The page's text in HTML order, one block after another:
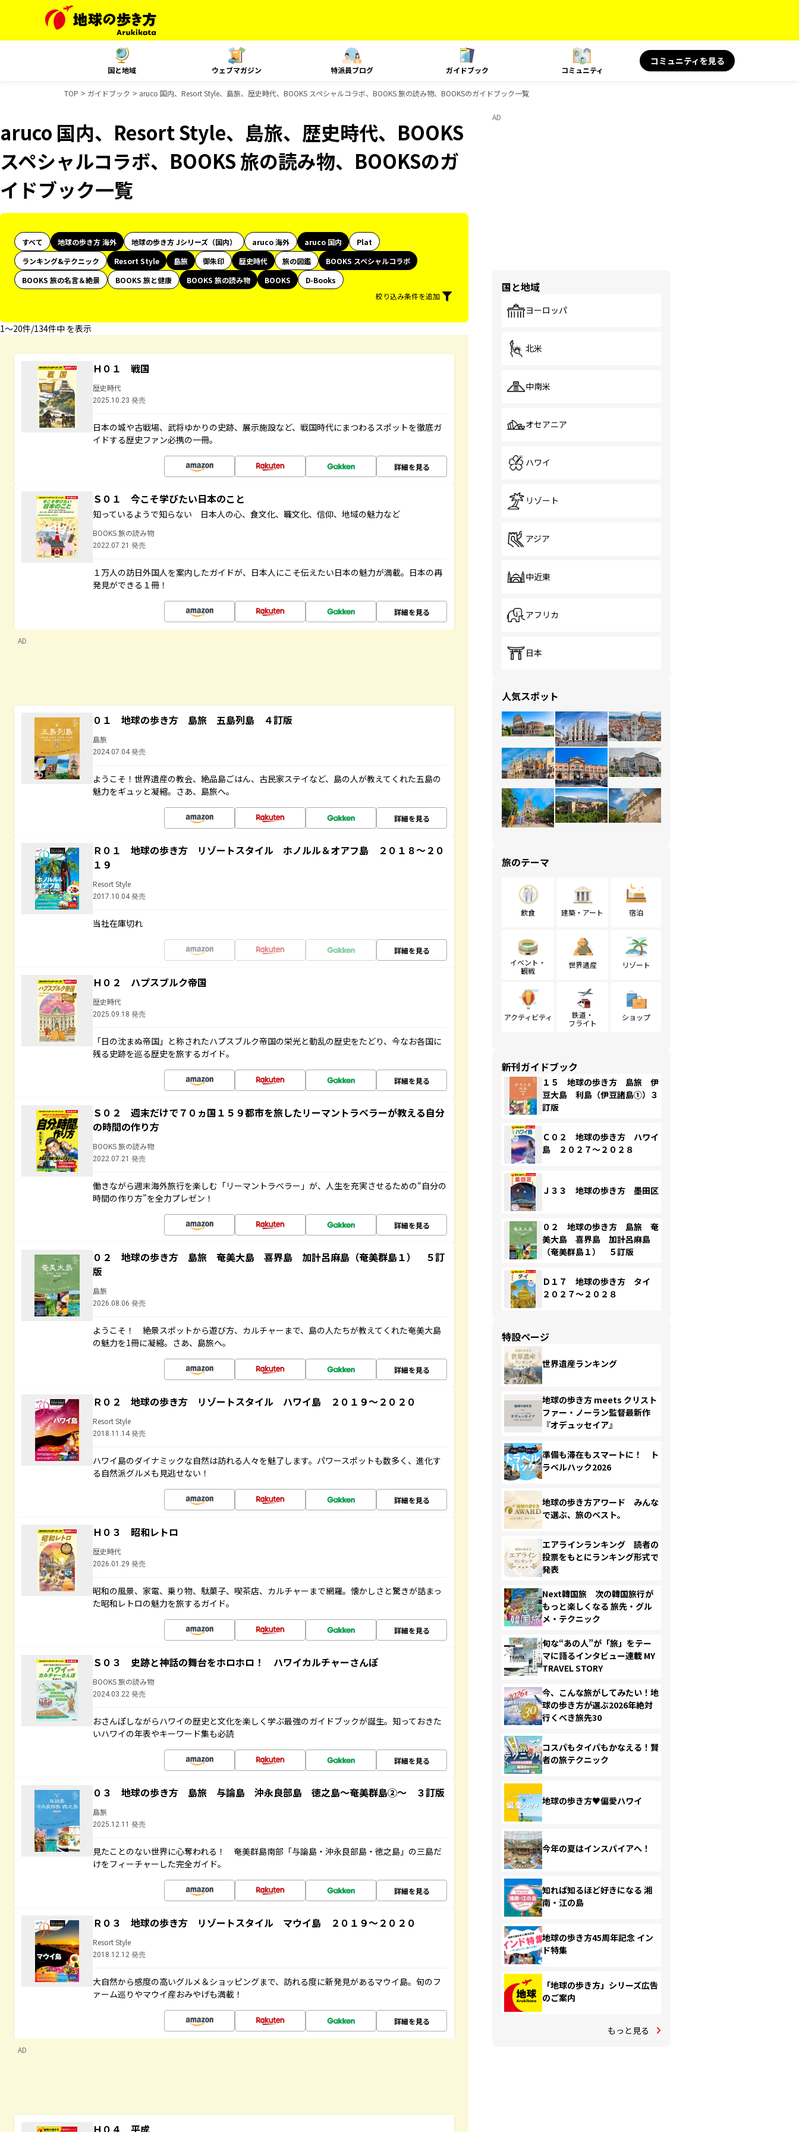
国と地域 ウェブマガジン 特派員ブログ ガイドブック コミュニティ
コミュニティを見る
TOP ガイドブック aruco 国内、Resort Style、島旅、歴史時代、BOOKS スペシャルコラボ、BOOKS 旅の読み物、BOOKSのガイドブック一覧
aruco 国内、Resort Style、島旅、歴史時代、BOOKS
スペシャルコラボ、BOOKS 旅の読み物、BOOKSのガ
イドブック一覧
すべて 地球の歩き方 海外 地球の歩き方 Jシリーズ（国内） aruco 海外 aruco 国内
Plat
ランキング&テクニック
Resort Style 島旅 御朱印 歴史時代 旅の図鑑
BOOKS スペシャルコラボ
BOOKS 旅の名言＆絶景
BOOKS 旅と健康 BOOKS 旅の読み物 BOOKS
D-Books
絞り込み条件を追加
1〜20件/134件中 を表示
Ｈ０１ 戦国
歴史時代
2025.10.23 発売
日本の城や古戦場、武将ゆかりの史跡、展示施設など、戦国時代にまつわるスポットを徹底ガ
イドする歴史ファン必携の一冊。
詳細を見る
Ｓ０１ 今こそ学びたい日本のこと
知っているようで知らない 日本人の心、食文化、職文化、信仰、地域の魅力など
BOOKS 旅の読み物
2022.07.21 発売
１万人の訪日外国人を案内したガイドが、日本人にこそ伝えたい日本の魅力が満載。日本の再
発見ができる１冊！
詳細を見る
AD
０１ 地球の歩き方 島旅 五島列島 ４訂版
島旅
2024.07.04 発売
ようこそ！世界遺産の教会、絶品島ごはん、古民家ステイなど、島の人が教えてくれた五島の
魅力をギュッと凝縮。さあ、島旅へ。
詳細を見る
Ｒ０１ 地球の歩き方 リゾートスタイル ホノルル＆オアフ島 ２０１８～２０
１９
Resort Style
2017.10.04 発売
当社在庫切れ
詳細を見る
Ｈ０２ ハプスブルク帝国
歴史時代
2025.09.18 発売
「日の沈まぬ帝国」と称されたハプスブルク帝国の栄光と動乱の歴史をたどり、今なお各国に
残る史跡を巡る歴史を旅するガイド。
詳細を見る
Ｓ０２ 週末だけで７０ヵ国１５９都市を旅したリーマントラベラーが教える自分
の時間の作り方
BOOKS 旅の読み物
2022.07.21 発売
働きながら週末海外旅行を楽しむ「リーマントラベラー」が、人生を充実させるための“自分の
時間の作り方”を全力プレゼン！
詳細を見る
０２ 地球の歩き方 島旅 奄美大島 喜界島 加計呂麻島（奄美群島１） ５訂
版
島旅
2026.08.06 発売
ようこそ！ 絶景スポットから遊び方、カルチャーまで、島の人たちが教えてくれた奄美大島
の魅力を1冊に凝縮。さあ、島旅へ。
詳細を見る
Ｒ０２ 地球の歩き方 リゾートスタイル ハワイ島 ２０１９～２０２０
Resort Style
2018.11.14 発売
ハワイ島のダイナミックな自然は訪れる人々を魅了します。パワースポットも数多く、進化す
る自然派グルメも見逃せない！
詳細を見る
Ｈ０３ 昭和レトロ
歴史時代
2026.01.29 発売
昭和の風景、家電、乗り物、駄菓子、喫茶店、カルチャーまで網羅。懐かしさと驚きが詰まっ
た昭和レトロの魅力を旅するガイド。
詳細を見る
Ｓ０３ 史跡と神話の舞台をホロホロ！ ハワイカルチャーさんぽ
BOOKS 旅の読み物
2024.03.22 発売
おさんぽしながらハワイの歴史と文化を楽しく学ぶ最強のガイドブックが誕生。知っておきた
いハワイの年表やキーワード集も必読
詳細を見る
０３ 地球の歩き方 島旅 与論島 沖永良部島 徳之島～奄美群島②～ ３訂版
島旅
2025.12.11 発売
見たことのない世界に心奪われる！ 奄美群島南部「与論島・沖永良部島・徳之島」の三島だ
けをフィーチャーした完全ガイド。
詳細を見る
Ｒ０３ 地球の歩き方 リゾートスタイル マウイ島 ２０１９～２０２０
Resort Style
2018.12.12 発売
大自然から感度の高いグルメ＆ショッピングまで、訪れる度に新発見があるマウイ島。旬のフ
ァーム巡りやマウイ産おみやげも満載！
詳細を見る
AD
Ｈ０４ 平成
AD
国と地域
ヨーロッパ
北米
中南米
オセアニア
ハワイ
リゾート
アジア
中近東
アフリカ
日本
人気スポット
旅のテーマ
飲食 建築・アート 宿泊
イベント・
観戦
世界遺産 リゾート
アクティビティ
鉄道・
フライト
ショップ
新刊ガイドブック
１５ 地球の歩き方 島旅 伊
豆大島 利島（伊豆諸島①）３
訂版
Ｃ０２ 地球の歩き方 ハワイ
島 ２０２７～２０２８
Ｊ３３ 地球の歩き方 墨田区
０２ 地球の歩き方 島旅 奄
美大島 喜界島 加計呂麻島
（奄美群島１） ５訂版
Ｄ１７ 地球の歩き方 タイ
２０２７～２０２８
特設ページ
世界遺産ランキング
地球の歩き方 meets クリスト
ファー・ノーラン監督最新作
『オデュッセイア』
準備も滞在もスマートに！ ト
ラベルハック2026
地球の歩き方アワード みんな
で選ぶ、旅のベスト。
エアラインランキング 読者の
投票をもとにランキング形式で
発表
Next韓国旅 次の韓国旅行が
もっと楽しくなる 旅先・グル
メ・テクニック
旬な“あの人”が「旅」をテー
マに語るインタビュー連載 MY
TRAVEL STORY
今、こんな旅がしてみたい！地
球の歩き方が選ぶ2026年絶対
行くべき旅先30
コスパもタイパもかなえる！賢
者の旅テクニック
地球の歩き方♥偏愛ハワイ
今年の夏はインスパイアへ！
知れば知るほど好きになる 湘
南・江の島
地球の歩き方45周年記念 イン
ド特集
「地球の歩き方」シリーズ広告
のご案内
もっと見る